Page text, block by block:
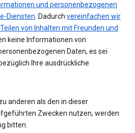
und personenbezogenen
Diensten. Dadurch vereinfachen wir
von Inhalten mit Freunden und
keine Informationen von
Daten, es sei
Ihre ausdrückliche
anderen als den in dieser
Zwecken nutzen, werden
bitten.